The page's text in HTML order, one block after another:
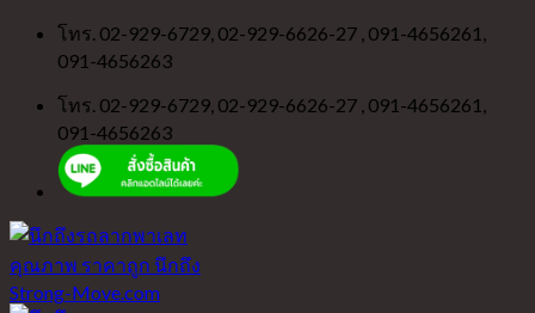
Skip
content
โทร. 02-929-6729, 02-929-6626-27 , 091-4656261,
091-4656263
โทร. 02-929-6729, 02-929-6626-27 , 091-4656261,
091-4656263